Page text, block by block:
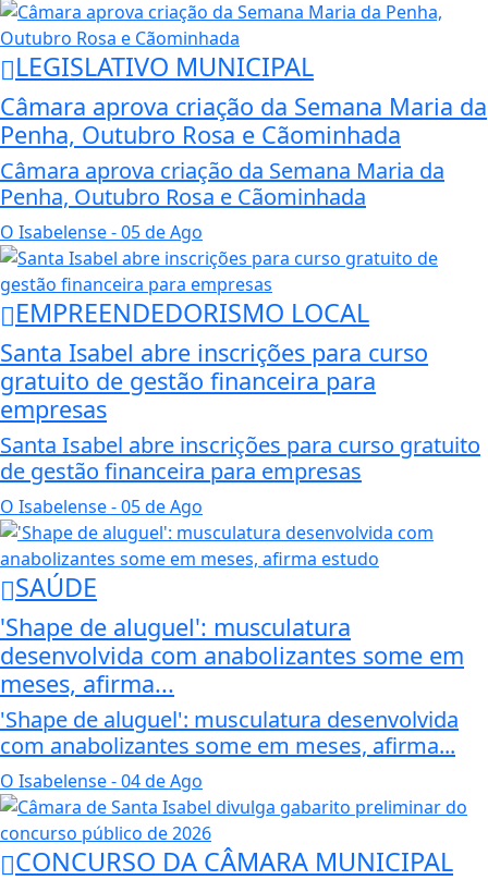
LEGISLATIVO MUNICIPAL
Câmara aprova criação da Semana Maria da
Penha, Outubro Rosa e Cãominhada
Câmara aprova criação da Semana Maria da
Penha, Outubro Rosa e Cãominhada
O Isabelense- 05 de Ago
EMPREENDEDORISMO LOCAL
Santa Isabel abre inscrições para curso
gratuito de gestão financeira para
empresas
Santa Isabel abre inscrições para curso gratuito
de gestão financeira para empresas
O Isabelense- 05 de Ago
SAÚDE
'Shape de aluguel': musculatura
desenvolvida com anabolizantes some em
meses, afirma...
'Shape de aluguel': musculatura desenvolvida
com anabolizantes some em meses, afirma...
O Isabelense- 04 de Ago
CONCURSO DA CÂMARA MUNICIPAL